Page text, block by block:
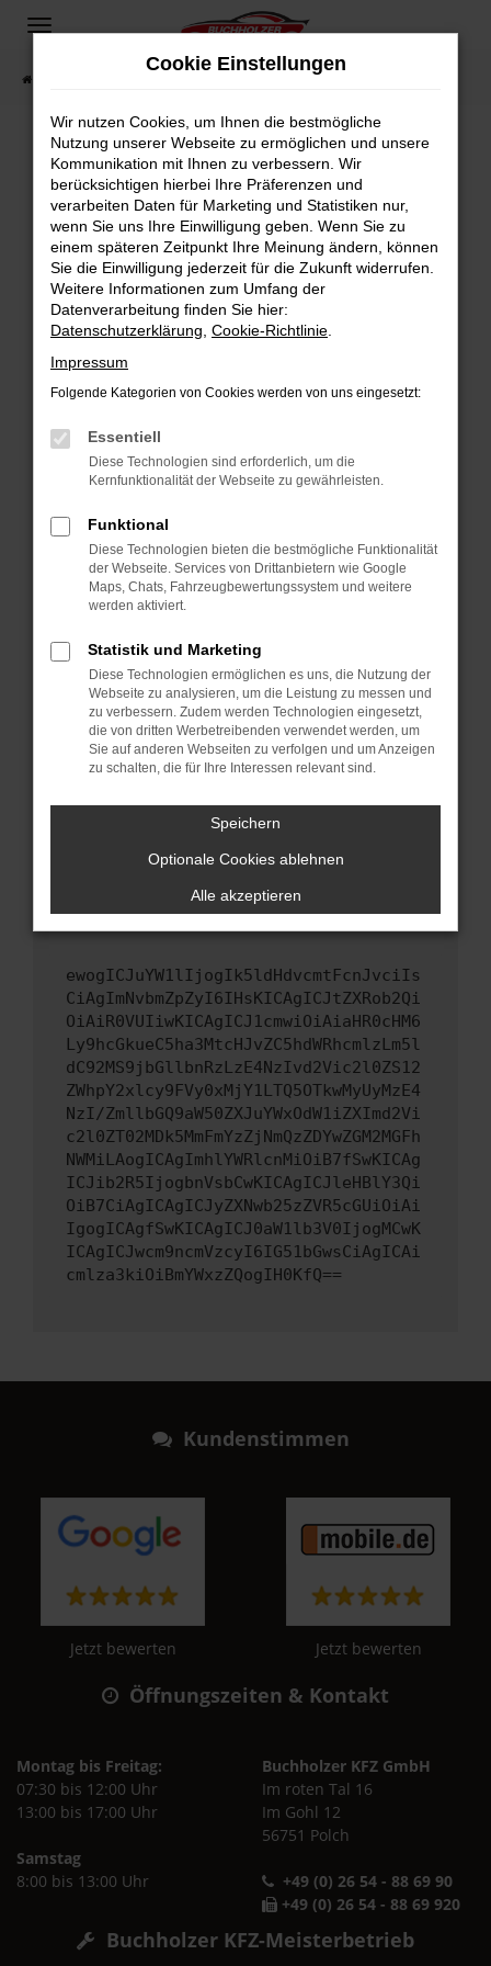
Zum
springen
Fahrzeugsuche
Fehler: Network Error
Beim Laden ist ein Fehler aufgetreten.
Hier sind ein paar Tipps, die dir helfen können:
Überprüfe deine Firewall und deine
Internetverbindung.
Laden andere Webseiten, zum Beispiel deine
Suchmaschine?
Prüfe deine Browsererweiterungen.
können das Laden bestimmter Seiten
verhindern. Funktioniert die Seite in einem
anderen Browser oder in einem privaten
Starte dein Gerät neu.
Das kann manchmal helfen, vorübergehende
Probleme zu beheben.
Betriebssystem auf dem neuesten Stand
sind.
Veraltete Software birgt nicht nur ein
Sicherheitsrisiko, sondern kann auch dazu
führen, dass bestimmte Funktionen nicht mehr
unterstützt werden.
Wende dich an den Webseitenbetreiber.
Wenn du alle oben genannten Schritte versucht
hast, kontaktiere uns bitte. Wir werden
versuchen, das Problem zu beheben. Du kannst
uns diesen Text schicken, um uns bei der
ewogICJuYW1lIjogIk5ldHdvcmtFcnJvciIs
CiAgImNvbmZpZyI6IHsKICAgICJtZXRob2Qi
OiAiR0VUIiwKICAgICJ1cmwiOiAiaHR0cHM6
Ly9hcGkueC5ha3MtcHJvZC5hdWRhcmlzLm5l
dC92MS9jbGllbnRzLzE4NzIvd2Vic2l0ZS12
ZWhpY2xlcy9FVy0xMjY1LTQ5OTkwMyUyMzE4
NzI/ZmllbGQ9aW50ZXJuYWxOdW1iZXImd2Vi
c2l0ZT02MDk5MmFmYzZjNmQzZDYwZGM2MGFh
NWMiLAogICAgImhlYWRlcnMiOiB7fSwKICAg
ICJib2R5IjogbnVsbCwKICAgICJleHBlY3Qi
OiB7CiAgICAgICJyZXNwb25zZVR5cGUiOiAi
IgogICAgfSwKICAgICJ0aW1lb3V0IjogMCwK
ICAgICJwcm9ncmVzcyI6IG51bGwsCiAgICAi
cmlza3kiOiBmYWxzZQogIH0KfQ==
Kundenstimmen
Jetzt bewerten Jetzt bewerten
Öffnungszeiten & Kontakt
Montag bis Freitag:
07:30 bis 12:00 Uhr
13:00 bis 17:00 Uhr
Samstag
8:00 bis 13:00 Uhr
Buchholzer KFZ GmbH
Im roten Tal 16
Im Gohl 12
56751 Polch
+49 (0) 26 54 - 88 69 90
+49 (0) 26 54 - 88 69 920
Buchholzer KFZ-Meisterbetrieb
Cookie Einstellungen
Wir nutzen Cookies, um Ihnen die bestmögliche
Nutzung unserer Webseite zu ermöglichen und unsere
Kommunikation mit Ihnen zu verbessern. Wir
berücksichtigen hierbei Ihre Präferenzen und
verarbeiten Daten für Marketing und Statistiken nur,
wenn Sie uns Ihre Einwilligung geben. Wenn Sie zu
einem späteren Zeitpunkt Ihre Meinung ändern, können
Sie die Einwilligung jederzeit für die Zukunft widerrufen.
Weitere Informationen zum Umfang der
Datenverarbeitung finden Sie hier:
Datenschutzerklärung Cookie-Richtlinie
Impressum
Folgende Kategorien von Cookies werden von uns eingesetzt:
Essentiell
Diese Technologien sind erforderlich, um die
Kernfunktionalität der Webseite zu gewährleisten.
Funktional
Diese Technologien bieten die bestmögliche Funktionalität
der Webseite. Services von Drittanbietern wie Google
Maps, Chats, Fahrzeugbewertungssystem und weitere
werden aktiviert.
Statistik und Marketing
Diese Technologien ermöglichen es uns, die Nutzung der
Webseite zu analysieren, um die Leistung zu messen und
zu verbessern. Zudem werden Technologien eingesetzt,
die von dritten Werbetreibenden verwendet werden, um
Sie auf anderen Webseiten zu verfolgen und um Anzeigen
zu schalten, die für Ihre Interessen relevant sind.
Speichern
Optionale Cookies ablehnen
Alle akzeptieren